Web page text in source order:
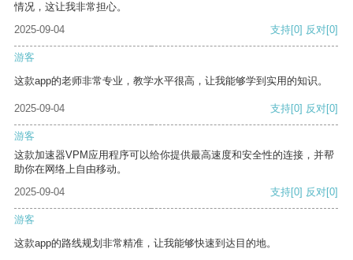
情况，这让我非常担心。
2025-09-04
支持[0] 反对[0]
游客
这款app的老师非常专业，教学水平很高，让我能够学到实用的知识。
2025-09-04 支持[0] 反对[0]
游客
这款加速器VPM应用程序可以给你提供最高速度和安全性的连接，并帮
助你在网络上自由移动。
2025-09-04
支持[0] 反对[0]
游客
这款app的路线规划非常精准，让我能够快速到达目的地。